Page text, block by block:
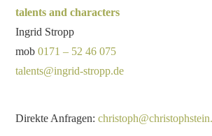
talents and characters
Ingrid Stropp
mob0171 – 52 46 075
talents@ingrid-stropp.de
Direkte Anfragen: